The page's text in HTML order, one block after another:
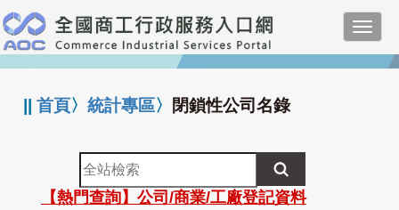
跳
到
主
要
:::
||首頁〉統計專區〉 閉鎖性公司名錄
全
站
檢
【熱門查詢】公司/商業/工廠登記資料